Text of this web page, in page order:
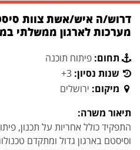
דרוש/ה איש/אשת צוות
מערכות לארגון ממשלתי
תחום: פיתוח תוכנה
שנות נסיון: 3+
מיקום: ירושלים
תיאור משרה:
התפקיד כולל אחריות על תכנון,
וסיסטם בארגון גדול ומתקדם